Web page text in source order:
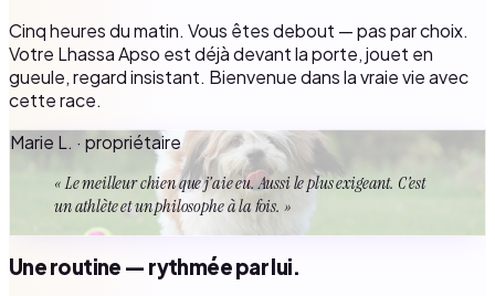
Cinq heures du matin. Vous êtes debout — pas par choix.
Votre Lhassa Apso est déjà devant la porte, jouet en
gueule, regard insistant. Bienvenue dans la vraie vie avec
cette race.
Marie L. · propriétaire
« Le meilleur chien que j'aie eu. Aussi le plus exigeant. C'est
un athlète et un philosophe à la fois. »
Une routine — rythmée par lui.